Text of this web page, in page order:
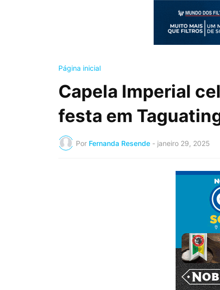
Página inicial
Capela Imperial
festa em
Por Fernanda Resende - janeiro 29, 2025